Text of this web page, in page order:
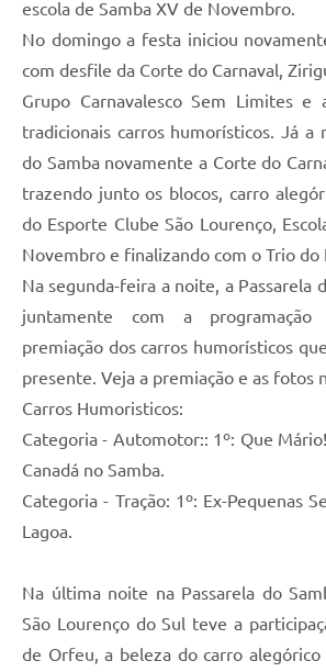
escola de Samba XV de Novembro.
No domingo a festa iniciou
com desfile da Corte do Carnaval,
Grupo Carnavalesco Sem Limites e
tradicionais carros humorísticos. Já a
do Samba novamente a Corte do
trazendo junto os blocos, carro
do Esporte Clube São Lourenço,
Novembro e finalizando com o Trio do
Na segunda-feira a noite, a Passarela
juntamente com a programação
premiação dos carros humorísticos
presente. Veja a premiação e as fotos
Carros Humoristicos:
Categoria - Automotor:: 1º: Que
Canadá no Samba.
Categoria - Tração: 1º: Ex-Pequenas
Lagoa.
Na última noite na Passarela do
São Lourenço do Sul teve a
de Orfeu, a beleza do carro alegórico